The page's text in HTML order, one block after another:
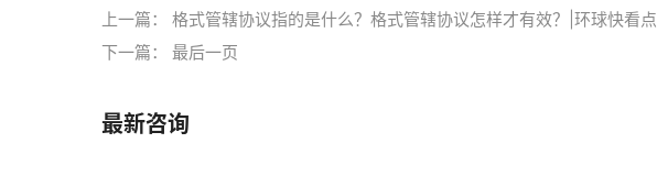
上一篇： 格式管辖协议指的是什么？格式管辖协议怎样才有效？|环球快看点
下一篇： 最后一页
最新咨询